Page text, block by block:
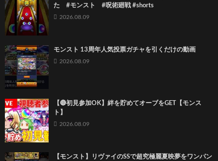
た #モンスト #呪術廻戦 #shorts
2026.08.09
モンスト 13周年人気投票ガチャを引くだけの動画
2026.08.09
【🔴初見参加OK】絆を貯めてオーブをGET【モンス
ト】
2026.08.09
【モンスト】リヴァイのSSで超究極麗夏映夢を ワンパン